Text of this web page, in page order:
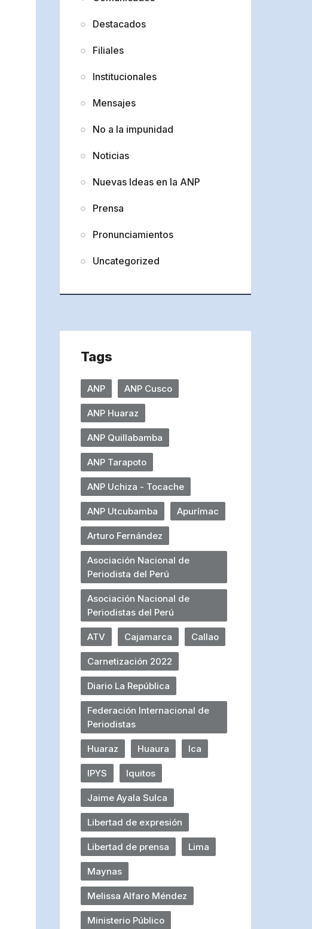
Destacados
Filiales
Institucionales
Mensajes
No a la impunidad
Noticias
Nuevas Ideas en la ANP
Prensa
Pronunciamientos
Uncategorized
Tags
ANP ANP Cusco
ANP Huaraz
ANP Quillabamba
ANP Tarapoto
ANP Uchiza - Tocache
ANP Utcubamba Apurímac
Arturo Fernández
Asociación Nacional de
Periodista del Perú
Asociación Nacional de
Periodistas del Perú
ATV Cajamarca Callao
Carnetización 2022
Diario La República
Federación Internacional de
Periodistas
Huaraz Huaura Ica
IPYS Iquitos
Jaime Ayala Sulca
Libertad de expresión
Libertad de prensa Lima
Maynas
Melissa Alfaro Méndez
Ministerio Público